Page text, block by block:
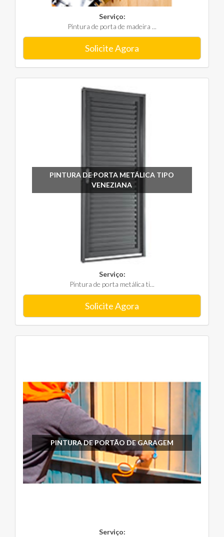
Serviço:
Pintura de porta de madeira ...
Solicite Agora
PINTURA DE PORTA METÁLICA TIPO
VENEZIANA
Serviço:
Pintura de porta metálica ti...
Solicite Agora
PINTURA DE PORTÃO DE GARAGEM
Serviço: